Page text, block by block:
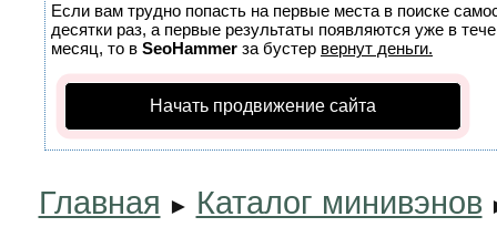
Если вам трудно попасть на первые места в поиске
десятки раз, а первые результаты появляются уже в
месяц, то в SeoHammer за бустер вернут деньги.
Начать продвижение сайта
Главная ► Каталог минивэнов